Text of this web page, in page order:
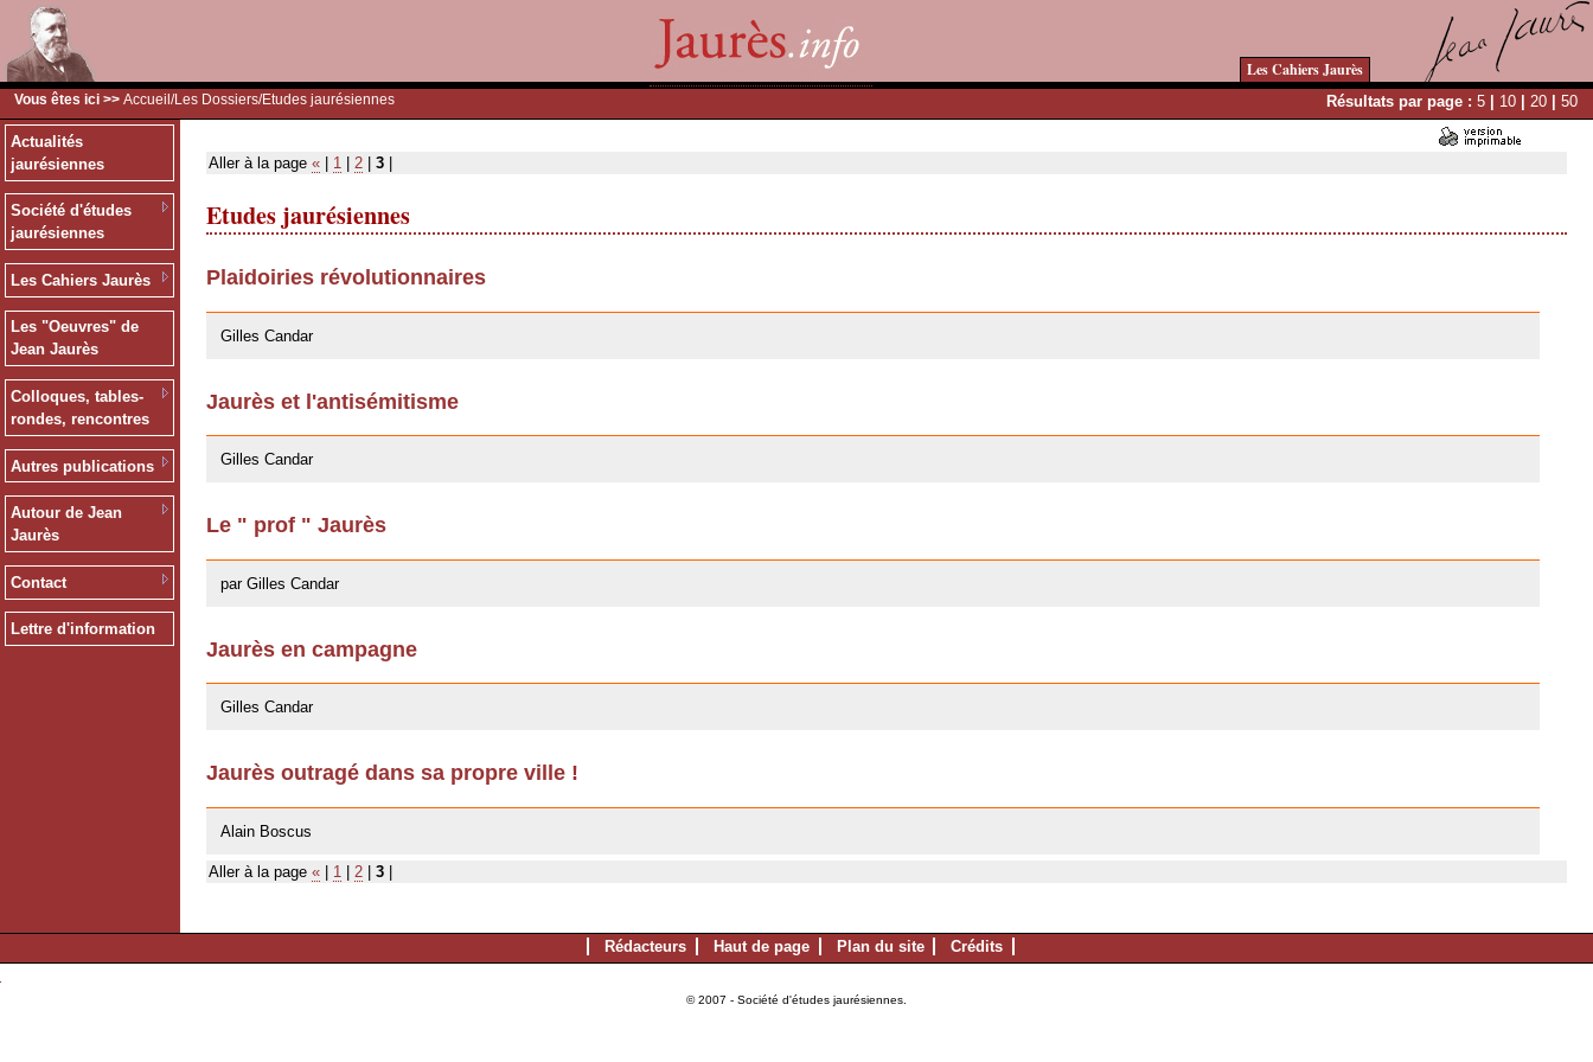
Les Cahiers Jaurès
Vous êtes ici >> Accueil /Les Dossiers/Etudes jaurésiennes Résultats par page : 5 | 10 | 20 | 50
Actualités
jaurésiennes
Société d'études
jaurésiennes
Les Cahiers Jaurès
Les "Oeuvres" de
Jean Jaurès
Colloques, tables-
rondes, rencontres
Autres publications
Autour de Jean
Jaurès
Contact
Lettre d'information
Aller à la page « 1 2 3
Etudes jaurésiennes
Plaidoiries révolutionnaires
Gilles Candar
Jaurès et l'antisémitisme
Gilles Candar
Le " prof " Jaurès
par Gilles Candar
Jaurès en campagne
Gilles Candar
Jaurès outragé dans sa propre ville !
Alain Boscus
Aller à la page « 1 2 3
Rédacteurs Haut de page Plan du site Crédits
© 2007 - Société d'études jaurésiennes.